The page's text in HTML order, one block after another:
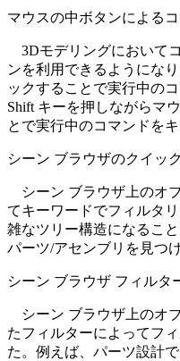
マウスの中ボタンによる
3Dモデリングにおいて
ンを利用できるようにな
ックすることで実行中の
Shift キーを押しながらマ
とで実行中のコマンドを
シーン ブラウザのクイッ
シーン ブラウザ上のオ
てキーワードでフィルタ
雑なツリー構造になるこ
パーツ/アセンブリを見つ
シーン ブラウザ フィルタ
シーン ブラウザ上のオ
たフィルターによってフ
た。例えば、パーツ設計